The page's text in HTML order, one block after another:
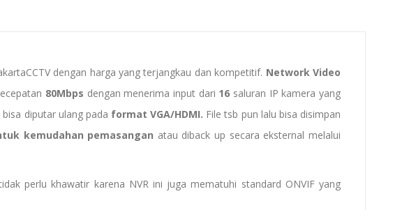
dengan harga yang terjangkau dan kompetitif. Network Video
80Mbps dengan menerima input dari 16 saluran IP kamera yang
diputar ulang pada format VGA/HDMI. File tsb pun lalu bisa disimpan
kemudahan pemasangan atau diback up secara eksternal melalui
perlu khawatir karena NVR ini juga mematuhi standard ONVIF yang